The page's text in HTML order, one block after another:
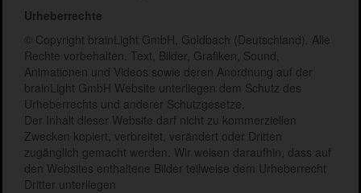
Urheberrechte
© Copyright brainLight GmbH, Goldbach (Deutschland). Alle
Rechte vorbehalten. Text, Bilder, Grafiken, Sound,
Animationen und Videos sowie deren Anordnung auf der
brainLight GmbH Website unterliegen dem Schutz des
Urheberrechts und anderer Schutzgesetze.
Der Inhalt dieser Website darf nicht zu kommerziellen
Zwecken kopiert, verbreitet, verändert oder Dritten
zugänglich gemacht werden. Wir weisen daraufhin, dass auf
den Websites enthaltene Bilder teilweise dem Urheberrecht
Dritter unterliegen